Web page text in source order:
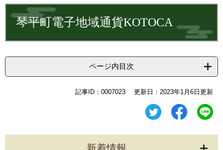
文 琴平町電子地域通貨KOTOCA
ページ内目次
記事ID：0007023 更新日：2023年1月6日更新